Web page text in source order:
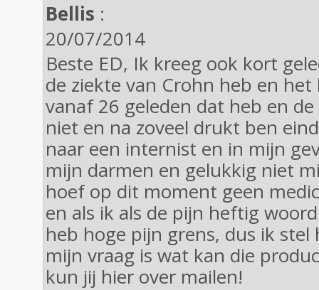
Bellis :
20/07/2014
Beste ED, Ik kreeg ook kort
de ziekte van Crohn heb en
vanaf 26 geleden dat heb en
niet en na zoveel drukt ben
naar een internist en in mijn
mijn darmen en gelukkig niet
hoef op dit moment geen
en als ik als de pijn heftig
heb hoge pijn grens, dus ik
mijn vraag is wat kan die
kun jij hier over mailen!